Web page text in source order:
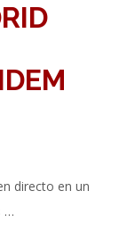
directo en un
…